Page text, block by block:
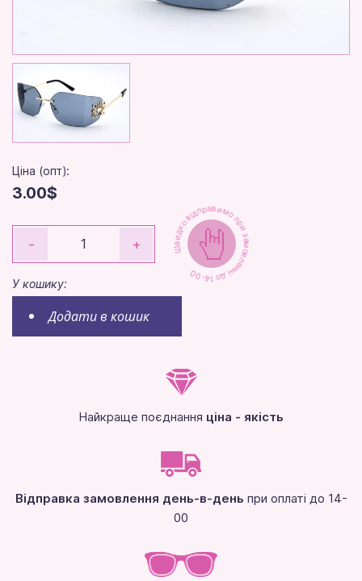
Ціна (опт):
3.00$
- +
У кошику:
Додати в кошик
Швидко відправимо при замовленні до 14-00
Найкраще поєднання ціна - якість
Відправка замовлення день-в-день при оплаті до 14-
00